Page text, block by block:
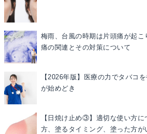
梅雨、台風の時期は片頭痛が起
痛の関連とその対策について
【2026年版】医療の力でタバコ
が始めどき
【日焼け止め③】適切な使い方に
方、塗るタイミング、塗った方が